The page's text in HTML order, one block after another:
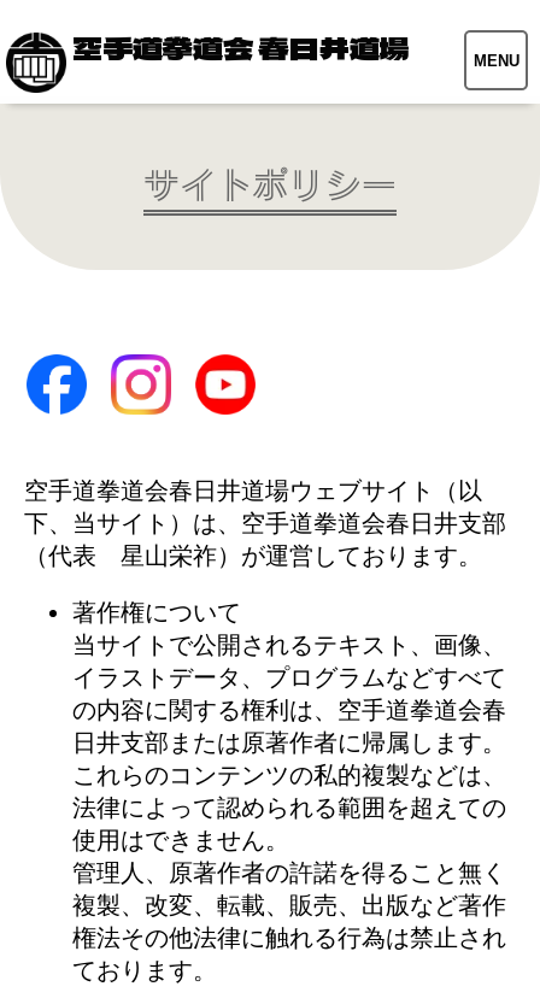
空手道拳道会 春日井道場 MENU
サイトポリシー
空手道拳道会春日井道場ウェブサイト（以
下、当サイト）は、空手道拳道会春日井支部
（代表 星山栄祚）が運営しております。
著作権について
当サイトで公開されるテキスト、画像、
イラストデータ、プログラムなどすべて
の内容に関する権利は、空手道拳道会春
日井支部または原著作者に帰属します。
これらのコンテンツの私的複製などは、
法律によって認められる範囲を超えての
使用はできません。
管理人、原著作者の許諾を得ること無く
複製、改変、転載、販売、出版など著作
権法その他法律に触れる行為は禁止され
ております。